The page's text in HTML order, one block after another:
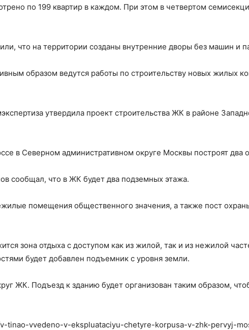
по 199 квартир в каждом. При этом в четвертом
что на территории созданы внутренние дворы без машин и
образом ведутся работы по строительству новых жилых
утвердила проект строительства ЖК в районе
в Северном административном округе Москвы построят два
сообщал, что в ЖК будет два подземных этажа.
помещения общественного значения, а также пост
зона отдыха с доступом как из жилой, так и из нежилой
будет добавлен подъемник с уровня земли.
ЖК. Подъезд к зданию будет организован таким образом,
tinao-vvedeno-v-ekspluataciyu-chetyre-korpusa-v-zhk-pervyj-